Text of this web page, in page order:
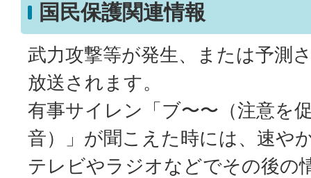
国民保護関連情報
武力攻撃等が発生、または予測
放送されます。
有事サイレン「ブ〜〜（注意を
音）」が聞こえた時には、速や
テレビやラジオなどでその後の